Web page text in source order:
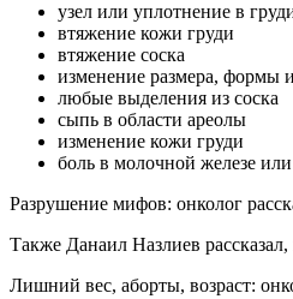
узел или уплотнение в
втяжение кожи груди
втяжение соска
изменение размера, формы
любые выделения из соска
сыпь в области ареолы
изменение кожи груди
боль в молочной железе или
Разрушение мифов: онколог
Также Данаил Назлиев
Лишний вес, аборты, возраст: